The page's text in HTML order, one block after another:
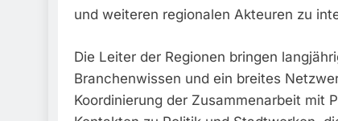
und weiteren regionalen Akteuren zu
Die Leiter der Regionen bringen
Branchenwissen und ein breites
Koordinierung der Zusammenarbeit mit